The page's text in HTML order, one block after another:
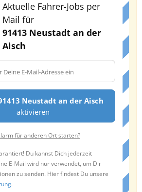
Aktuelle Fahrer-Jobs per
Mail für
91413 Neustadt an der
Aisch
Neustadt an der Aisch
aktivieren
für anderen Ort starten?
Du kannst Dich jederzeit
E-Mail wird nur verwendet, um Dir
zu senden. Hier findest Du unsere
.